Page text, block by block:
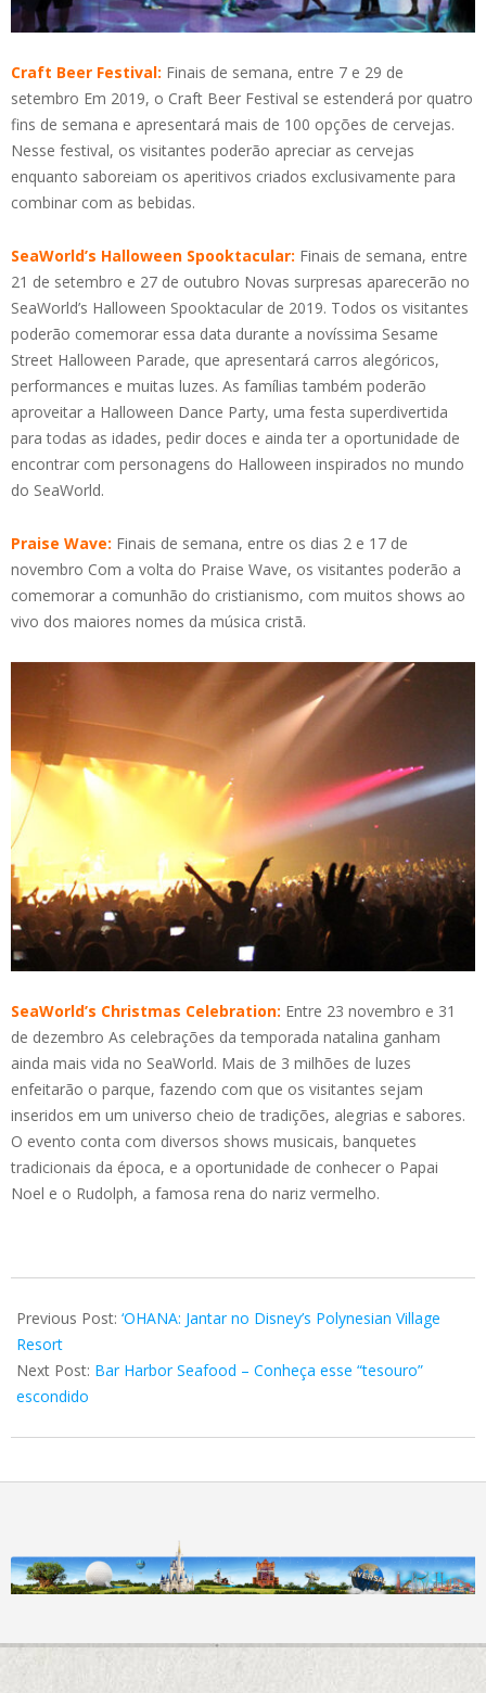
Craft Beer Festival: Finais de semana, entre 7 e 29 de
setembro Em 2019, o Craft Beer Festival se estenderá por quatro
fins de semana e apresentará mais de 100 opções de cervejas.
Nesse festival, os visitantes poderão apreciar as cervejas
enquanto saboreiam os aperitivos criados exclusivamente para
combinar com as bebidas.
SeaWorld’s Halloween Spooktacular: Finais de semana, entre
21 de setembro e 27 de outubro Novas surpresas aparecerão no
SeaWorld’s Halloween Spooktacular de 2019. Todos os visitantes
poderão comemorar essa data durante a novíssima Sesame
Street Halloween Parade, que apresentará carros alegóricos,
performances e muitas luzes. As famílias também poderão
aproveitar a Halloween Dance Party, uma festa superdivertida
para todas as idades, pedir doces e ainda ter a oportunidade de
encontrar com personagens do Halloween inspirados no mundo
do SeaWorld.
Praise Wave: Finais de semana, entre os dias 2 e 17 de
novembro Com a volta do Praise Wave, os visitantes poderão a
comemorar a comunhão do cristianismo, com muitos shows ao
vivo dos maiores nomes da música cristã.
SeaWorld’s Christmas Celebration: Entre 23 novembro e 31
de dezembro As celebrações da temporada natalina ganham
ainda mais vida no SeaWorld. Mais de 3 milhões de luzes
enfeitarão o parque, fazendo com que os visitantes sejam
inseridos em um universo cheio de tradições, alegrias e sabores.
O evento conta com diversos shows musicais, banquetes
tradicionais da época, e a oportunidade de conhecer o Papai
Noel e o Rudolph, a famosa rena do nariz vermelho.
12-
20
Previous Post: ‘OHANA: Jantar no Disney’s Polynesian Village
Resort
Next Post: Bar Harbor Seafood – Conheça esse “tesouro”
escondido